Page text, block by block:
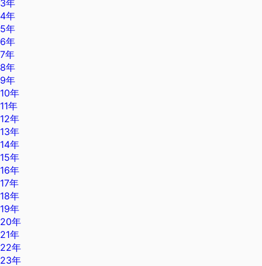
3年
4年
5年
6年
7年
8年
9年
10年
11年
12年
13年
14年
15年
16年
17年
18年
19年
20年
21年
22年
23年